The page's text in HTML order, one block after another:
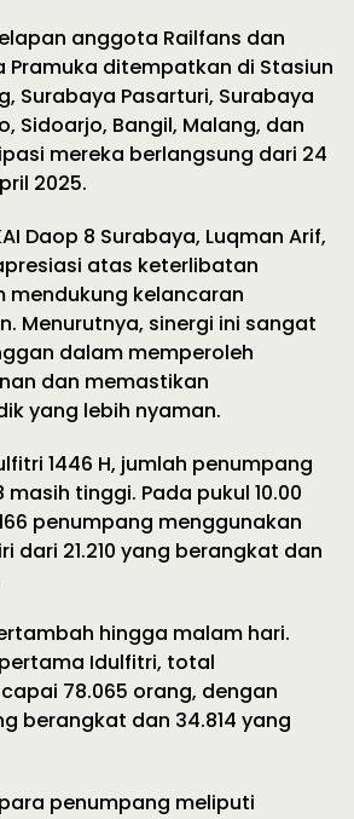
anggota Railfans dan
ditempatkan di Stasiun
Surabaya Pasarturi, Surabaya
Sidoarjo, Bangil, Malang, dan
mereka berlangsung dari 24
2025.
Daop 8 Surabaya, Luqman Arif,
atas keterlibatan
mendukung kelancaran
Menurutnya, sinergi ini sangat
dalam memperoleh
dan memastikan
yang lebih nyaman.
1446 H, jumlah penumpang
tinggi. Pada pukul 10.00
penumpang menggunakan
dari 21.210 yang berangkat dan
hingga malam hari.
Idulfitri, total
78.065 orang, dengan
berangkat dan 34.814 yang
penumpang meliputi